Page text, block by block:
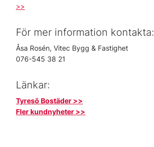
>>
För mer information kontakta:
Åsa Rosén, Vitec Bygg & Fastighet
076-545 38 21
Länkar:
Tyresö Bostäder >>
Fler kundnyheter >>